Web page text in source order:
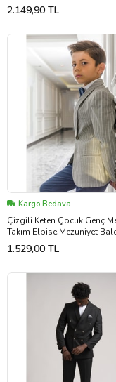
2.149,90 TL
Kargo Bedava
Çizgili Keten Çocuk Genç
Takım Elbise Mezuniyet
Bayramlık Düğünlük
4'lü NX-50091 (Asker Yeşili)
1.529,00 TL